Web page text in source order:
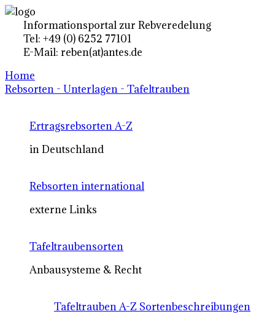
Informationsportal zur Rebveredelung
Tel: +49 (0) 6252 77101
E-Mail: reben(at)antes.de
Home
Rebsorten - Unterlagen - Tafeltrauben
Ertragsrebsorten A-Z
in Deutschland
Rebsorten international
externe Links
Tafeltraubensorten
Anbausysteme & Recht
Tafeltrauben A-Z Sortenbeschreibungen